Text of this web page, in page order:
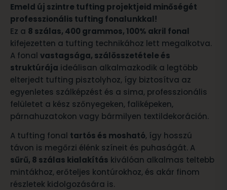
Emeld új szintre tufting projektjeid minőségét
professzionális tufting fonalunkkal!
Ez a 8 szálas, 400 grammos, 100% akril fonal
kifejezetten a tufting technikához lett megalkotva.
A fonal vastagsága, szálösszetétele és
struktúrája ideálisan alkalmazkodik a legtöbb
elterjedt tufting pisztolyhoz, így biztosítva az
egyenletes szálképzést és a sima, professzionális
felületet a kész szőnyegeken, faliképeken,
párnahuzatokon vagy bármilyen textildekoráción.
A tufting fonal tartós és mosható, így hosszú
távon is megőrzi élénk színeit és puhaságát. A
sűrű, 8 szálas kialakítás kiválóan alkalmas teltebb
mintákhoz, erőteljes kontúrokhoz, és akár finom
részletek kidolgozására is.